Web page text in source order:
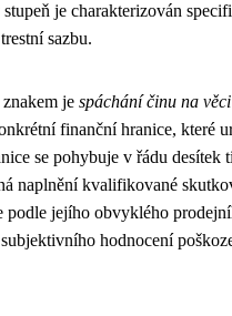
je charakterizován
sazbu.
je spáchání činu na
finanční hranice, které
se pohybuje v řádu desítek
naplnění kvalifikované
podle jejího obvyklého
hodnocení